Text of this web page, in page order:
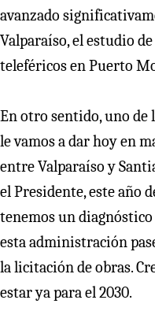
avanzado
Valparaíso, el estudio
teleféricos en Puerto
En otro sentido, uno de
le vamos a dar hoy en
entre Valparaíso y
el Presidente, este año
tenemos un
esta administración
la licitación de obras.
estar ya para el 2030.